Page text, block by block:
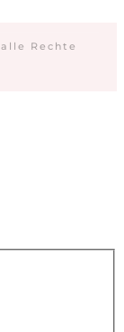
Rechte